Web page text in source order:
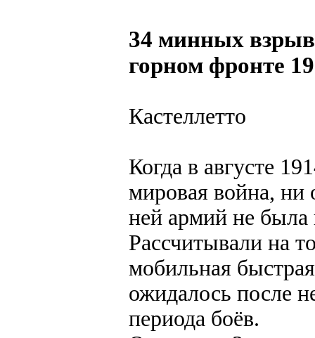
34 минных
горном фронте
Кастеллетто
Когда в августе
мировая война, ни
ней армий не была
Рассчитывали на
мобильная
ожидалось после
периода боёв.